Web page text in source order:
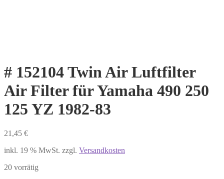
# 152104 Twin Air Luftfilter
Air Filter für Yamaha 490 250
125 YZ 1982-83
21,45 €
inkl. 19 % MwSt. zzgl. Versandkosten
20 vorrätig